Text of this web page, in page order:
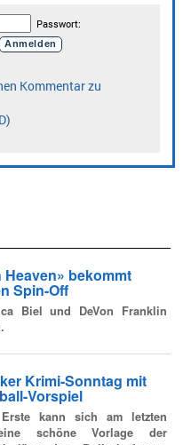
Heaven» bekommt
Spin-Off
Biel und DeVon Franklin
Krimi-Sonntag mit
Vorspiel
kann sich am letzten
schöne Vorlage der